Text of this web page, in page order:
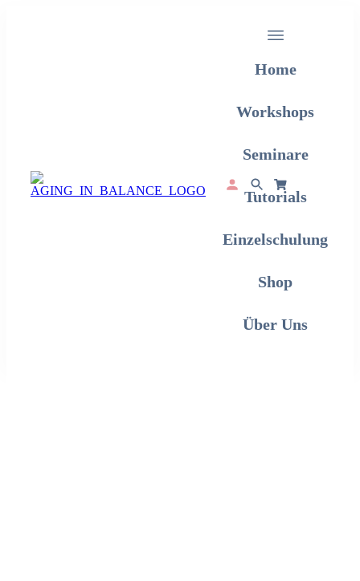
Home
Workshops
Seminare
Tutorials
Einzelschulung
Shop
Über Uns